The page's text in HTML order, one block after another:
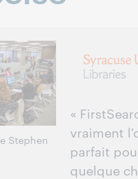
Stephen
«
vraiment
parfait
quelque